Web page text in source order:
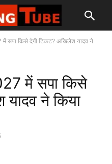
में सपा किसे देगी टिकट? अखिलेश यादव ने
में सपा किसे
ने किया